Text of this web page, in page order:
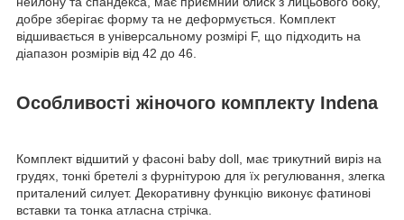
добре зберігає форму та не деформується. Комплект
відшивається в універсальному розмірі F, що підходить на
діапазон розмірів від 42 до 46.
Особливості жіночого комплекту Indena
Комплект відшитий у фасоні baby doll, має трикутний виріз на
грудях, тонкі бретелі з фурнітурою для їх регулювання, злегка
приталений силует. Декоративну функцію виконує фатинові
вставки та тонка атласна стрічка.